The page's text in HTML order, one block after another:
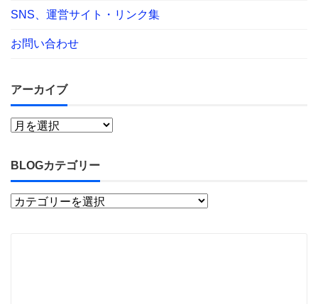
SNS、運営サイト・リンク集
お問い合わせ
アーカイブ
BLOGカテゴリー